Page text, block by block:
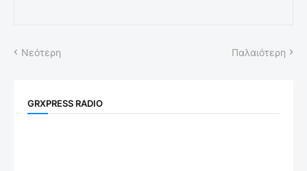
Νεότερη Παλαιότερη
GRXPRESS RADIO